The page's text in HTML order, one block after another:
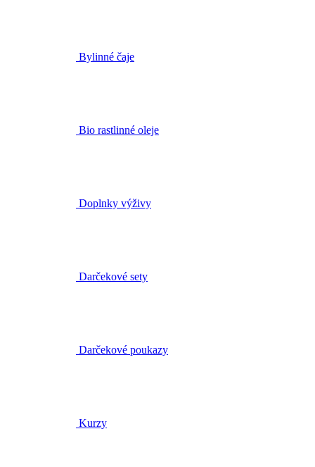
Bylinné čaje
Bio rastlinné oleje
Doplnky výživy
Darčekové sety
Darčekové poukazy
Kurzy